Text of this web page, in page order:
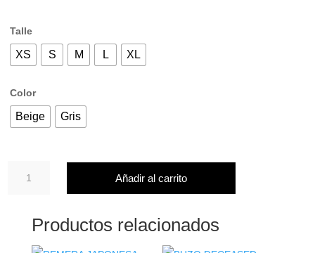
Talle
XS S M L XL
Color
Beige Gris
HURRICANE
SOULS
cantidad
Añadir al carrito
Productos relacionados